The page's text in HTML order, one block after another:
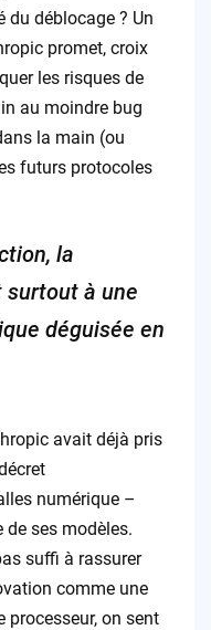
du déblocage ? Un
promet, croix
les risques de
au moindre bug
la main (ou
futurs protocoles
la
à une
déguisée en
avait déjà pris
numérique –
de ses modèles.
suffi à rassurer
comme une
processeur, on sent